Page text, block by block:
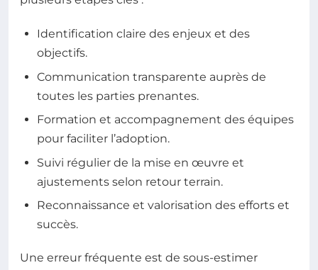
Identification claire des enjeux et des
objectifs.
Communication transparente auprès de
toutes les parties prenantes.
Formation et accompagnement des équipes
pour faciliter l’adoption.
Suivi régulier de la mise en œuvre et
ajustements selon retour terrain.
Reconnaissance et valorisation des efforts et
succès.
Une erreur fréquente est de sous-estimer